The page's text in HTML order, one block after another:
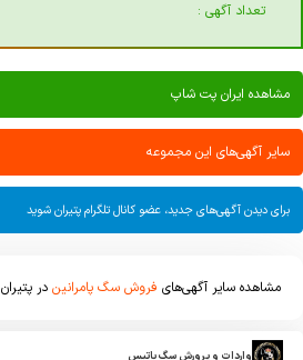
تعداد آگهی :
مشاهده ایران پت شاپ
سایر آگهی‌های این مجموعه
برای دیدن آگهی‌های جدید، عضو کانال تلگرام پتیران شوید
مشاهده سایر آگهی‌های فروش سگ پامرانین در پتیران
واردات و پرورش سگ باتیس